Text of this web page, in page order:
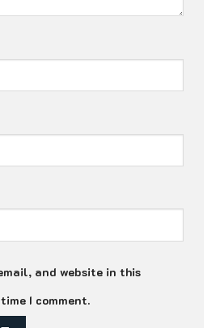
and website in this
I comment.